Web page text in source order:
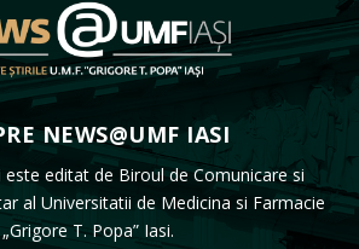
NEWS@UMF IASI
este editat de Biroul de Comunicare si
al Universitatii de Medicina si Farmacie
„Grigore T. Popa” Iasi.